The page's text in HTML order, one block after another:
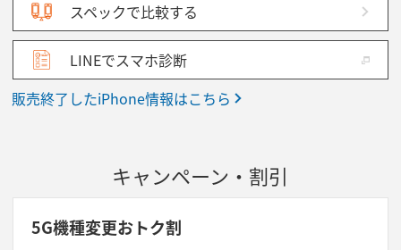
スペックで比較する
LINEでスマホ診断
販売終了したiPhone情報はこちら
キャンペーン・割引
5G機種変更おトク割